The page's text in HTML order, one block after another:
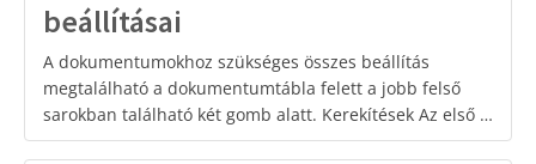
beállításai
A dokumentumokhoz szükséges összes beállítás
megtalálható a dokumentumtábla felett a jobb felső
sarokban található két gomb alatt. Kerekítések Az első …